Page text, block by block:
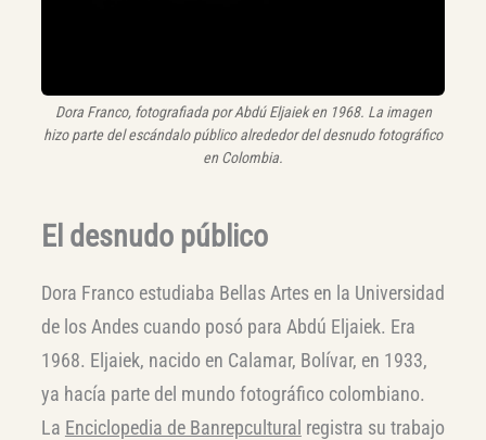
Dora Franco, fotografiada por Abdú Eljaiek en 1968. La imagen
hizo parte del escándalo público alrededor del desnudo fotográfico
en Colombia.
El desnudo público
Dora Franco estudiaba Bellas Artes en la Universidad
de los Andes cuando posó para Abdú Eljaiek. Era
1968. Eljaiek, nacido en Calamar, Bolívar, en 1933,
ya hacía parte del mundo fotográfico colombiano.
La Enciclopedia de Banrepcultural registra su trabajo